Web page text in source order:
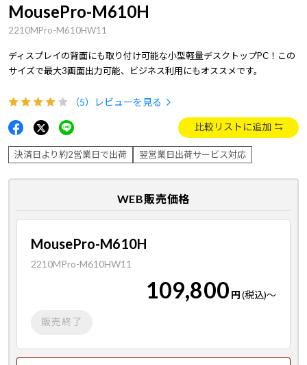
MousePro-M610H
2210MPro-M610HW11
ディスプレイの背面にも取り付け可能な小型軽量デスクトップPC！この
サイズで最大3画面出力可能、ビジネス利用にもオススメです。
（5） レビューを見る
比較リストに追加
決済日より約2営業日で出荷 翌営業日出荷サービス対応
WEB販売価格
MousePro-M610H
2210MPro-M610HW11
109,800 円(税込)～
販売終了